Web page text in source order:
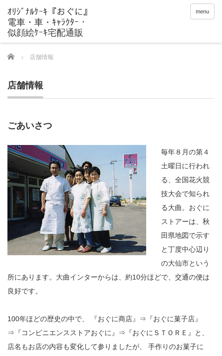
menu
Home 店舗情報
店舗情報
ごあいさつ
毎年８月の第４
土曜日に行われ
る、全国花火競
技大会で知られ
る大曲。おぐに
ストアーは、秋
田県地図で示す
と丁度中心辺り
の大仙市という
所にあります。大曲インターからは、約10分ほどで、交通の便は
良好です。
100年ほどの歴史の中で、 『おぐに商店』⇒『おぐに菓子店』
⇒『コンビニエンスストアおぐに』⇒『おぐにＳＴＯＲＥ』と、
店名もお店の内容も変化して参りましたが、 手作りのお菓子に